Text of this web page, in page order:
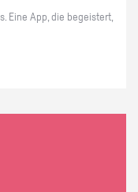
Eine App, die be­geis­tert,